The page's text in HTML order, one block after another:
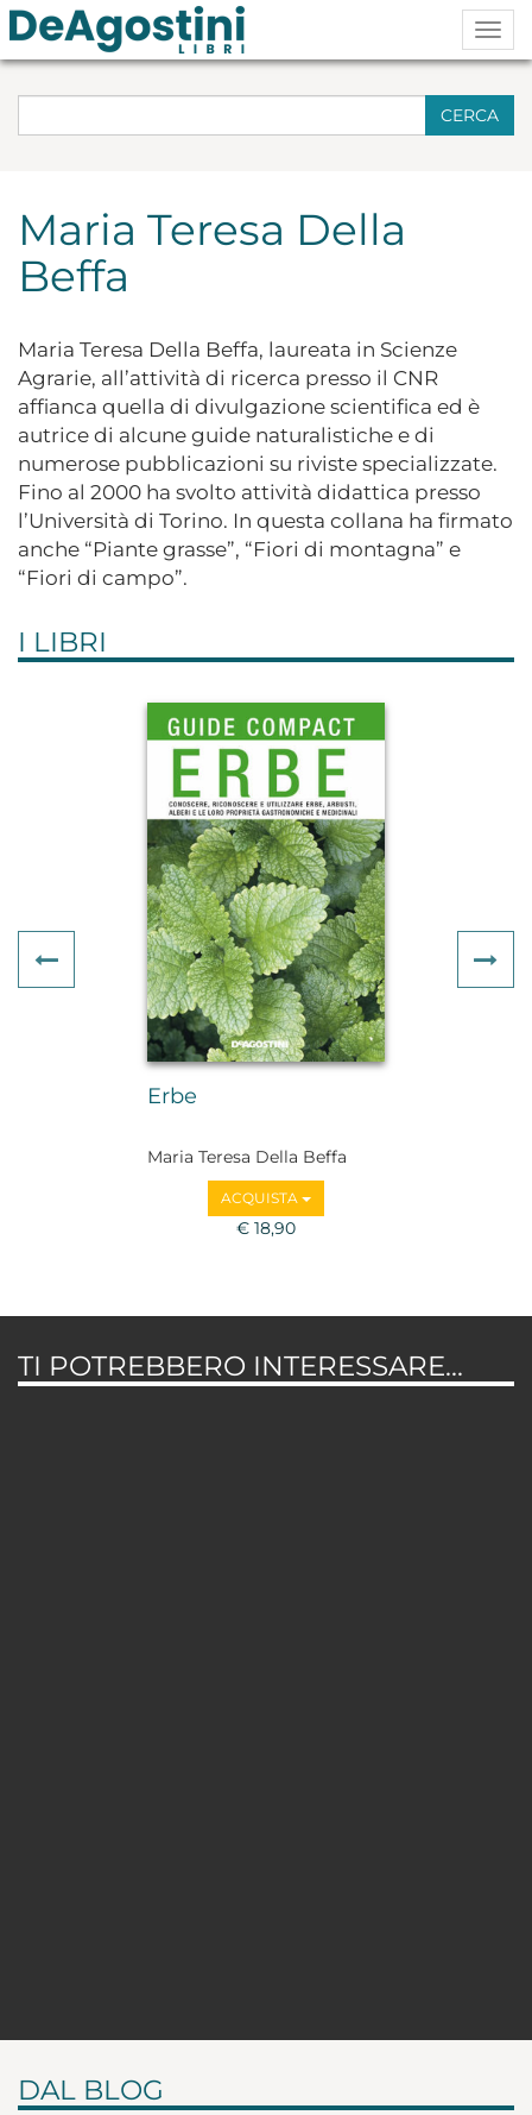
CERCA
Maria Teresa Della
Beffa
Maria Teresa Della Beffa, laureata in Scienze
Agrarie, all’attività di ricerca presso il CNR
affianca quella di divulgazione scientifica ed è
autrice di alcune guide naturalistiche e di
numerose pubblicazioni su riviste specializzate.
Fino al 2000 ha svolto attività didattica presso
l’Università di Torino. In questa collana ha firmato
anche “Piante grasse”, “Fiori di montagna” e
“Fiori di campo”.
I LIBRI
Erbe
Maria Teresa Della Beffa
ACQUISTA
€ 18,90
Previous
TI POTREBBERO INTERESSARE...
DAL BLOG